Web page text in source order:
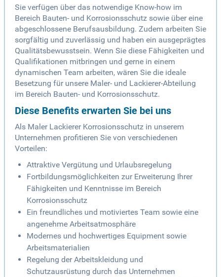
Sie verfügen über das notwendige Know-how im
Bereich Bauten- und Korrosionsschutz sowie über eine
abgeschlossene Berufsausbildung. Zudem arbeiten Sie
sorgfältig und zuverlässig und haben ein ausgeprägtes
Qualitätsbewusstsein. Wenn Sie diese Fähigkeiten und
Qualifikationen mitbringen und gerne in einem
dynamischen Team arbeiten, wären Sie die ideale
Besetzung für unsere Maler- und Lackierer-Abteilung
im Bereich Bauten- und Korrosionsschutz.
Diese Benefits erwarten Sie bei uns
Als Maler Lackierer Korrosionsschutz in unserem
Unternehmen profitieren Sie von verschiedenen
Vorteilen:
Attraktive Vergütung und Urlaubsregelung
Fortbildungsmöglichkeiten zur Erweiterung Ihrer
Fähigkeiten und Kenntnisse im Bereich
Korrosionsschutz
Ein freundliches und motiviertes Team sowie eine
angenehme Arbeitsatmosphäre
Modernes und hochwertiges Equipment sowie
Arbeitsmaterialien
Regelung der Arbeitskleidung und
Schutzausrüstung durch das Unternehmen